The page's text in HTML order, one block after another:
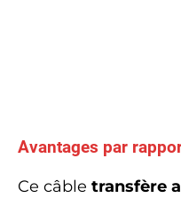
Avantages par
Ce câble transfère